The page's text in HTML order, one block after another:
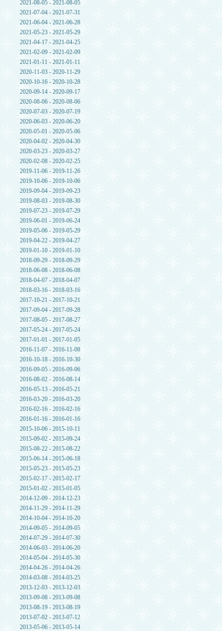
2021-08-05 - 2021-08-05
2021-07-04 - 2021-07-31
2021-06-04 - 2021-06-28
2021-05-23 - 2021-05-29
2021-04-17 - 2021-04-25
2021-02-09 - 2021-02-09
2021-01-11 - 2021-01-11
2020-11-03 - 2020-11-29
2020-10-16 - 2020-10-28
2020-09-14 - 2020-09-17
2020-08-06 - 2020-08-06
2020-07-03 - 2020-07-19
2020-06-03 - 2020-06-20
2020-05-01 - 2020-05-06
2020-04-02 - 2020-04-30
2020-03-23 - 2020-03-27
2020-02-08 - 2020-02-25
2019-11-06 - 2019-11-26
2019-10-06 - 2019-10-06
2019-09-04 - 2019-09-23
2019-08-03 - 2019-08-30
2019-07-23 - 2019-07-29
2019-06-01 - 2019-06-24
2019-05-06 - 2019-05-29
2019-04-22 - 2019-04-27
2019-01-10 - 2019-01-10
2018-09-29 - 2018-09-29
2018-06-08 - 2018-06-08
2018-04-07 - 2018-04-07
2018-03-16 - 2018-03-16
2017-10-21 - 2017-10-21
2017-09-04 - 2017-09-28
2017-08-05 - 2017-08-27
2017-05-24 - 2017-05-24
2017-01-01 - 2017-01-05
2016-11-07 - 2016-11-08
2016-10-18 - 2016-10-30
2016-09-05 - 2016-09-06
2016-08-02 - 2016-08-14
2016-05-13 - 2016-05-21
2016-03-20 - 2016-03-20
2016-02-16 - 2016-02-16
2016-01-16 - 2016-01-16
2015-10-06 - 2015-10-11
2015-09-02 - 2015-09-24
2015-08-22 - 2015-08-22
2015-06-14 - 2015-06-18
2015-05-23 - 2015-05-23
2015-02-17 - 2015-02-17
2015-01-02 - 2015-01-05
2014-12-09 - 2014-12-23
2014-11-29 - 2014-11-29
2014-10-04 - 2014-10-20
2014-09-05 - 2014-09-05
2014-07-29 - 2014-07-30
2014-06-03 - 2014-06-20
2014-05-04 - 2014-05-30
2014-04-26 - 2014-04-26
2014-03-08 - 2014-03-25
2013-12-03 - 2013-12-03
2013-09-08 - 2013-09-08
2013-08-19 - 2013-08-19
2013-07-02 - 2013-07-12
2013-05-06 - 2013-05-14